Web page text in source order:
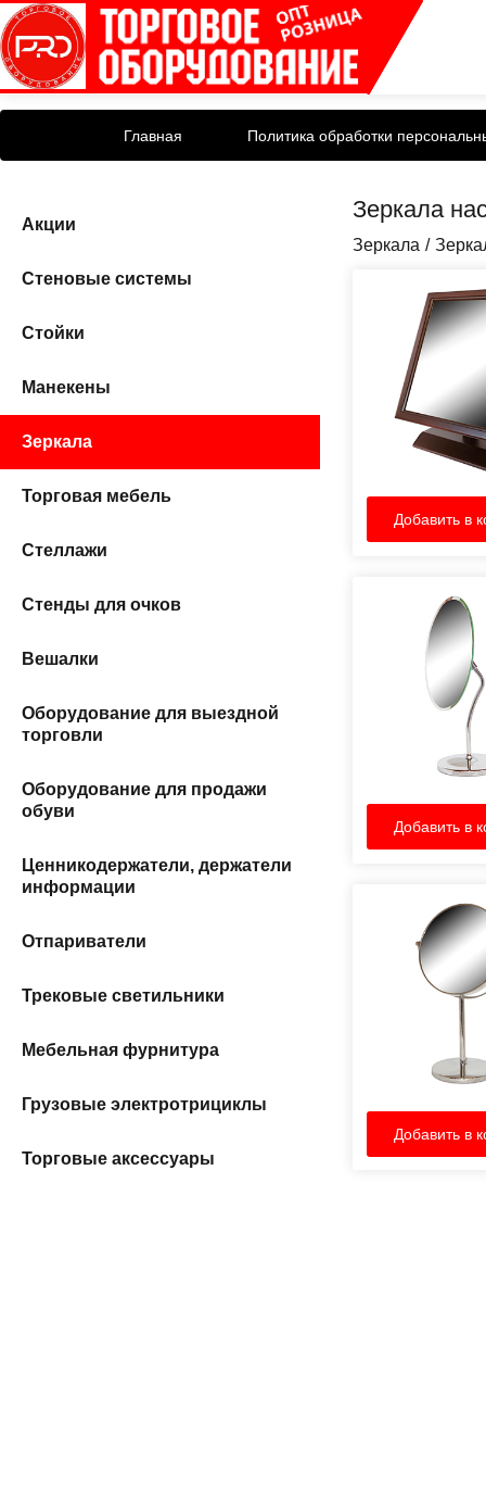
Главная Политика обработки
Акции
Стеновые системы
Стойки
Манекены
Зеркала
Торговая мебель
Стеллажи
Стенды для очков
Вешалки
Оборудование для выездной
торговли
Оборудование для продажи
обуви
Ценникодержатели, держатели
информации
Отпариватели
Трековые светильники
Мебельная фурнитура
Грузовые электротрициклы
Торговые аксессуары
Зеркала
Зеркала
Добавить в
Добавить в
Добавить в